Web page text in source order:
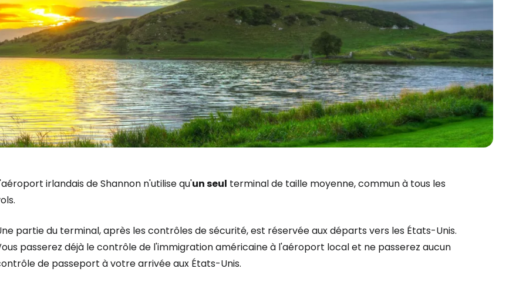
irlandais de Shannon n'utilise qu'un seul terminal de taille moyenne, commun à tous les
partie du terminal, après les contrôles de sécurité, est réservée aux départs vers les États-Unis.
passerez déjà le contrôle de l'immigration américaine à l'aéroport local et ne passerez aucun
de passeport à votre arrivée aux États-Unis.